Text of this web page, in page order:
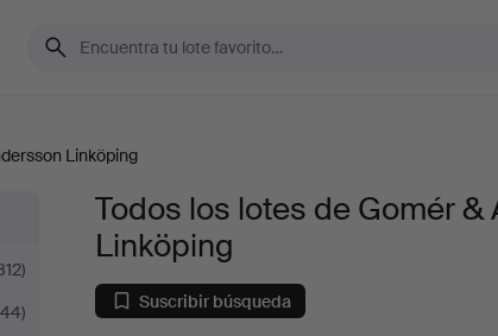
Linköping
Todos los lotes de Gomér &
Linköping
Suscribir búsqueda